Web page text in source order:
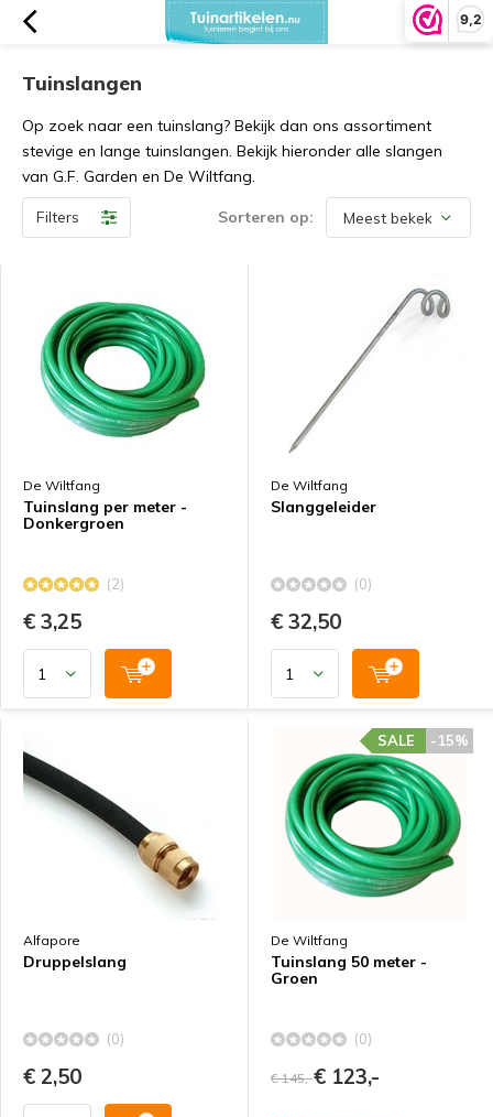
9,2
Tuinslangen
Op zoek naar een tuinslang? Bekijk dan ons assortiment
stevige en lange tuinslangen. Bekijk hieronder alle slangen
van G.F. Garden en De Wiltfang.
Filters Sorteren op:
De Wiltfang
Tuinslang per meter -
Donkergroen
(2)
€ 3,25
De Wiltfang
Slanggeleider
(0)
€ 32,50
Alfapore
Druppelslang
(0)
€ 2,50
De Wiltfang
Tuinslang 50 meter -
Groen
-15%
SALE
(0)
€ 145,-€ 123,-